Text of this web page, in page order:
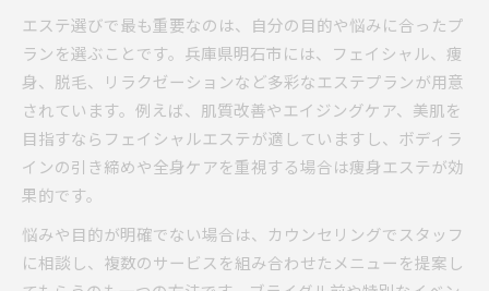
エステサロン選びは技術力重視がコツ
忙しい日々に寄り添うリラク付きエステ術
リラクゼーション重視のエステプラン選び
明石駅近くで通いやすいエステ活用法
短時間で効果実感できるエステ施術
個室対応エステで心身リフレッシュ
フェイシャルや痩身も叶う明石市の魅力
フェイシャルエステが得意な明石の魅力
エステ選びで最も重要なのは、自分の目的や悩みに合ったプ
ランを選ぶことです。兵庫県明石市には、フェイシャル、痩
身、脱毛、リラクゼーションなど多彩なエステプランが用意
されています。例えば、肌質改善やエイジングケア、美肌を
目指すならフェイシャルエステが適していますし、ボディラ
インの引き締めや全身ケアを重視する場合は痩身エステが効
果的です。
悩みや目的が明確でない場合は、カウンセリングでスタッフ
に相談し、複数のサービスを組み合わせたメニューを提案し